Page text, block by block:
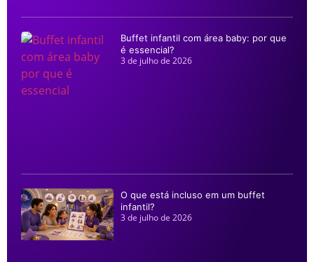
Buffet infantil com área baby: por que
é essencial?
3 de julho de 2026
O que está incluso em um buffet
infantil?
3 de julho de 2026